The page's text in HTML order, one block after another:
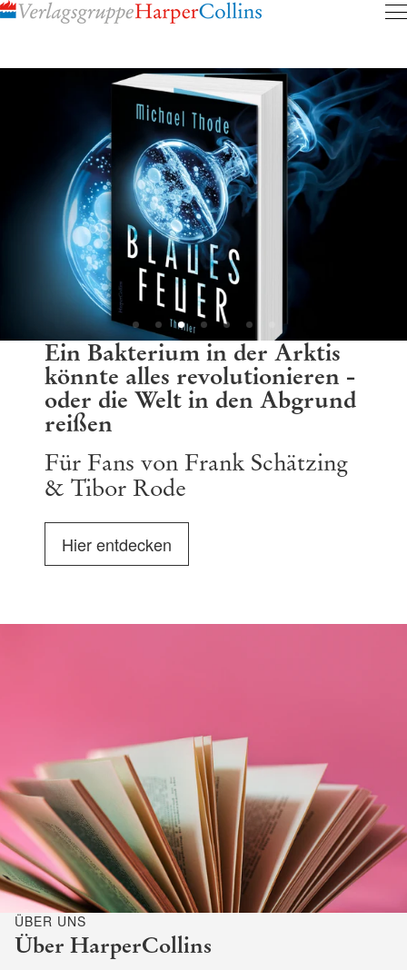
Ein Bakterium in der Arktis
könnte alles revolutionieren -
oder die Welt in den Abgrund
reißen
Für Fans von Frank Schätzing
& Tibor Rode
Hier entdecken
ÜBER UNS
Über HarperCollins